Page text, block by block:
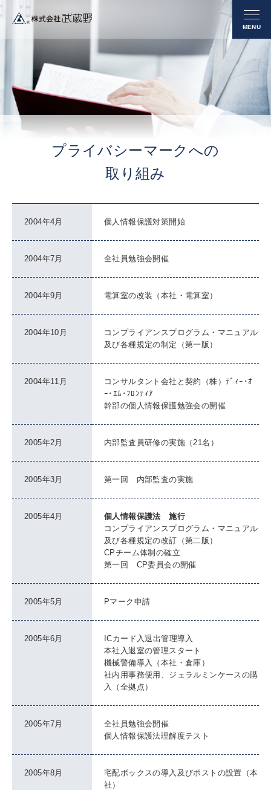
プライバシーマークへの
取り組み
2004年4月 個人情報保護対策開始
2004年7月 全社員勉強会開催
2004年9月 電算室の改装（本社・電算室）
2004年10月
コンプライアンスプログラム・マニュアル
及び各種規定の制定（第一版）
2004年11月
コンサルタント会社と契約（株）ﾃﾞｨｰ･ｵ
ｰ･ｴﾑ･ﾌﾛﾝﾃｨｱ
幹部の個人情報保護勉強会の開催
2005年2月 内部監査員研修の実施（21名）
2005年3月 第一回 内部監査の実施
2005年4月
個人情報保護法 施行
コンプライアンスプログラム・マニュアル
及び各種規定の改訂（第二版）
CPチーム体制の確立
第一回 CP委員会の開催
2005年5月 Pマーク申請
2005年6月
ICカード入退出管理導入
本社入退室の管理スタート
機械警備導入（本社・倉庫）
社内用事務便用、ジェラルミンケースの購
入（全拠点）
2005年7月
全社員勉強会開催
個人情報保護法理解度テスト
2005年8月
宅配ボックスの導入及びポストの設置（本
社）